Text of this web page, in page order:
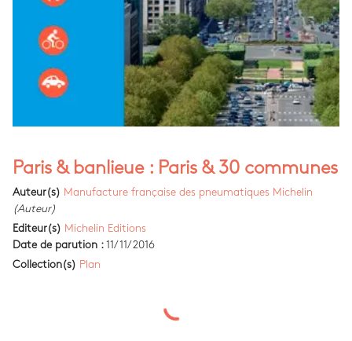
Paris & banlieue : Paris & 30 communes
Auteur(s) Manufacture française des pneumatiques Michelin
(Auteur)
Editeur(s) Michelin Editions
Date de parution : 11/11/2016
Collection(s) Plan